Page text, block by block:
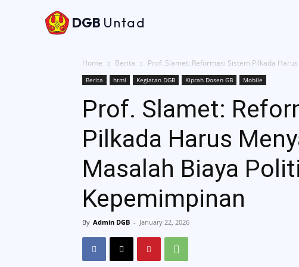
DGB Untad
Home Berita Prof. Slamet: Reformasi Sistem Pilkada
Berita html Kegiatan DGB Kiprah Dosen GB Mobile
Prof. Slamet:
Pilkada Harus
Masalah Biaya
Kepemimpinan
By Admin DGB - January 22, 2026